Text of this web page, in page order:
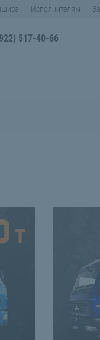
Исполнителям
517-40-66